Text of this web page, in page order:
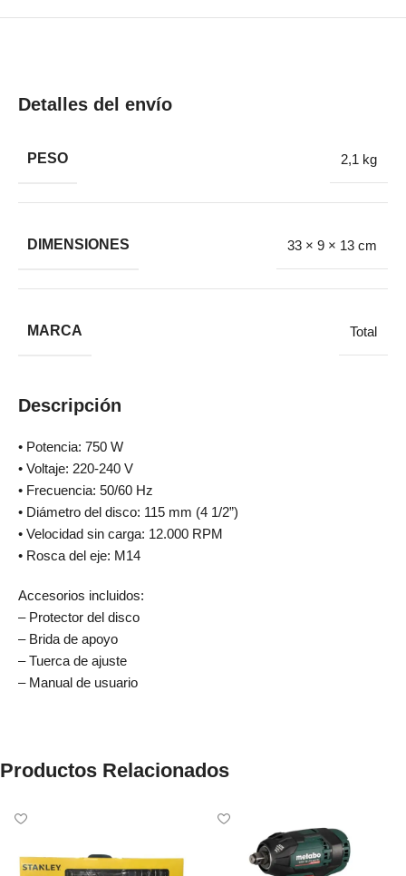
Detalles del envío
PESO 2,1 kg
DIMENSIONES 33 × 9 × 13 cm
MARCA Total
Descripción
• Potencia: 750 W
• Voltaje: 220-240 V
• Frecuencia: 50/60 Hz
• Diámetro del disco: 115 mm (4 1/2”)
• Velocidad sin carga: 12.000 RPM
• Rosca del eje: M14
Accesorios incluidos:
– Protector del disco
– Brida de apoyo
– Tuerca de ajuste
– Manual de usuario
Productos Relacionados